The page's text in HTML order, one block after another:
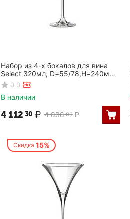
Набор из 4-х бокалов для вина
Select 320мл; D=55/78,H=240мм,
Rona
0.0
В наличии
4 838 00 ₽
4 112 30 ₽
Скидка 15%